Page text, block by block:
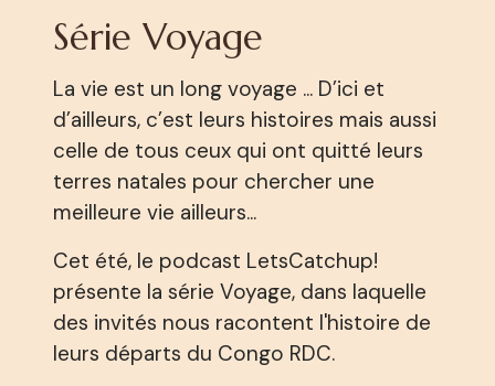
Série Voyage
La vie est un long voyage ... D’ici et
d’ailleurs, c’est leurs histoires mais aussi
celle de tous ceux qui ont quitté leurs
terres natales pour chercher une
meilleure vie ailleurs...
Cet été, le podcast LetsCatchup!
présente la série Voyage, dans laquelle
des invités nous racontent l'histoire de
leurs départs du Congo RDC.